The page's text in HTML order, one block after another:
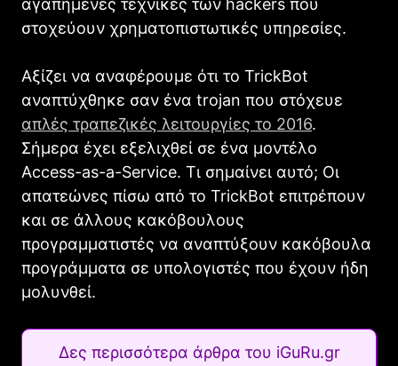
αγαπημένες τεχνικές των hackers που
στοχεύουν χρηματοπιστωτικές υπηρεσίες.
Αξίζει να αναφέρουμε ότι το TrickBot
αναπτύχθηκε σαν ένα trojan που στόχευε
απλές τραπεζικές λειτουργίες το 2016.
Σήμερα έχει εξελιχθεί σε ένα μοντέλο
Access-as-a-Service. Τι σημαίνει αυτό; Οι
απατεώνες πίσω από το TrickBot επιτρέπουν
και σε άλλους κακόβουλους
προγραμματιστές να αναπτύξουν κακόβουλα
προγράμματα σε υπολογιστές που έχουν ήδη
μολυνθεί.
Δες περισσότερα άρθρα του iGuRu.gr